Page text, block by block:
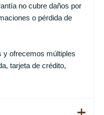
no cubre daños por
o pérdida de
y ofrecemos múltiples
tarjeta de crédito,